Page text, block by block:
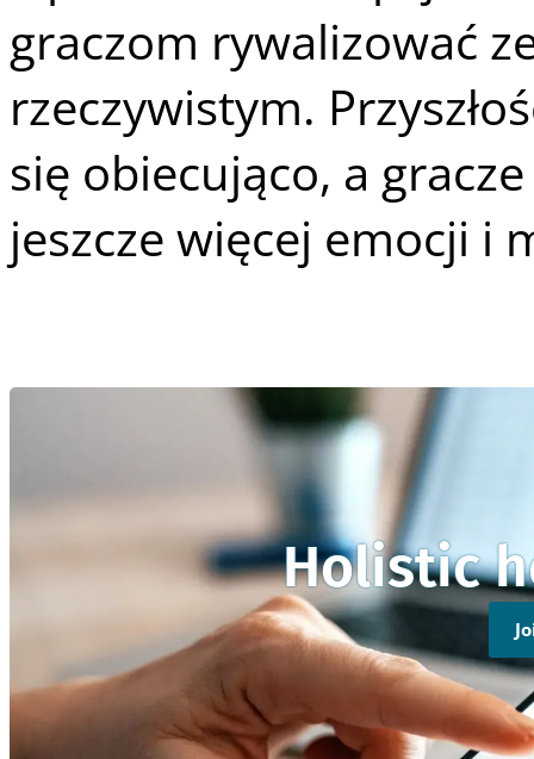
graczom rywalizować
rzeczywistym.
się obiecująco, a
jeszcze więcej emocji i
Holistic